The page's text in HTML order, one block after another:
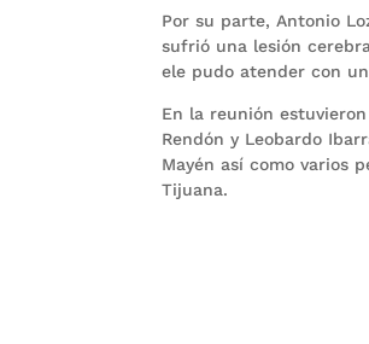
Por su parte, Antonio
sufrió una lesión
ele pudo atender con
En la reunión
Rendón y Leobardo
Mayén así como varios
Tijuana.